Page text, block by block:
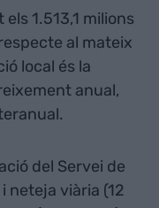
1.513,1 milions
al mateix
local és la
anual,
del Servei de
neteja viària (12